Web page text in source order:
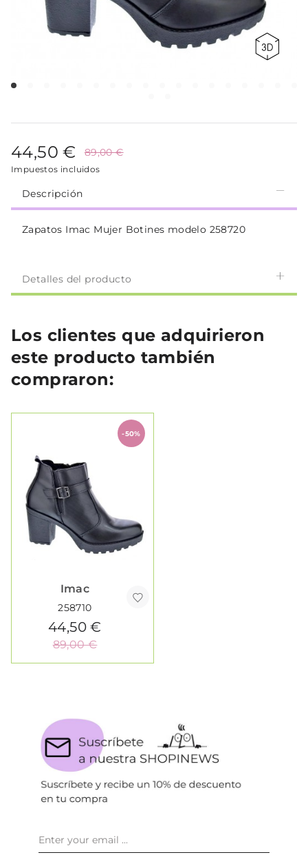
44,50 € 89,00 €
Impuestos incluidos
Descripción
Zapatos Imac Mujer Botines modelo 258720
Detalles del producto
Los clientes que adquirieron
este producto también
compraron:
-50%
Imac
258710
44,50 €
89,00 €